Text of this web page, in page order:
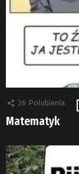
26 Polubienia
Matematyk